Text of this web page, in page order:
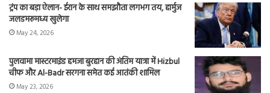
ट्रंप का बड़ा ऐलान- ईरान के साथ समझौता लगभग तय, हार्मुज
जलडमरूमध्य खुलेगा
May 24, 2026
पुलवामा मास्टरमाइंड हमजा बुरहान की अंतिम यात्रा में Hizbul
चीफ और Al-Badr सरगना समेत कई आतंकी शामिल
May 23, 2026